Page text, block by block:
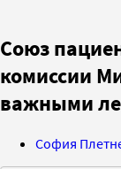
Союз
комиссии
важными
София